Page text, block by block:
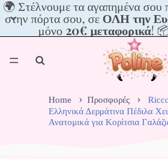
🌍 Στέλνουμε τα αγαπημένα σου
στην πόρτα σου, σε ΟΛΗ την
μόνο 20€ μεταφορικά!
🌍
Στέλνουμε
τα
αγαπημένα
σου
παπούτσια
στην
σου,
σε
ΟΛΗ
Home Προσφορές
Ελληνικά Δερμάτινα Πέδιλα
Ανατομικά για Κορίτσια